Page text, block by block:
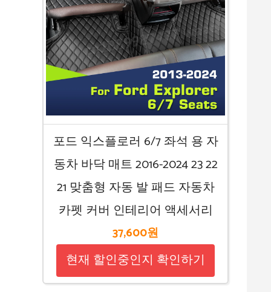
포드 익스플로러 6/7 좌석 용 자
동차 바닥 매트 2016-2024 23 22
21 맞춤형 자동 발 패드 자동차
카펫 커버 인테리어 액세서리
37,600원
현재 할인중인지 확인하기